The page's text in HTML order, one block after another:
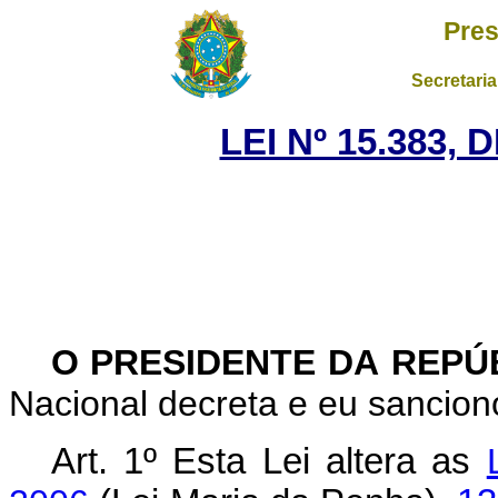
LEI Nº 15.383,
O PRESIDENTE DA
Nacional decreta e eu
Art. 1º Esta Lei altera as